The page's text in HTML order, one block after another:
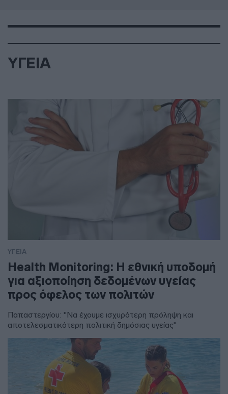
ΥΓΕΙΑ
ΥΓΕΙΑ
Health Monitoring: Η εθνική υποδομή
για αξιοποίηση δεδομένων υγείας
προς όφελος των πολιτών
Παπαστεργίου: "Να έχουμε ισχυρότερη πρόληψη και
αποτελεσματικότερη πολιτική δημόσιας υγείας"